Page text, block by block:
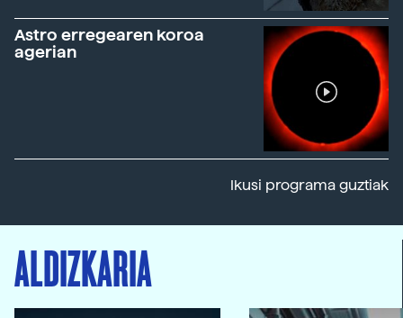
Astro erregearen koroa
agerian
Ikusi programa guztiak
ALDIZKARIA